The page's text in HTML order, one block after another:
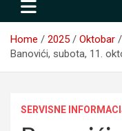
Home 2025 Oktobar
Banovići, subota, 11.
SERVISNE